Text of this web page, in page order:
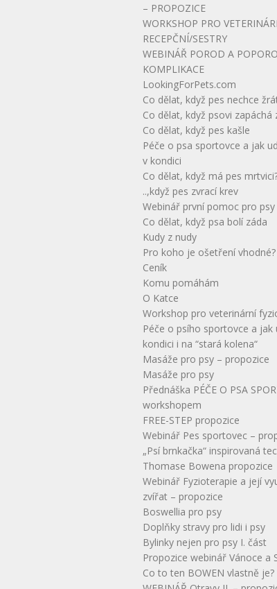
– PROPOZICE
WORKSHOP PRO
RECEPČNÍ/SESTRY
WEBINÁŘ POROD A
KOMPLIKACE
LookingForPets.com
Co dělat, když pes nechce
Co dělat, když psovi zapáchá
Co dělat, když pes kašle
Péče o psa sportovce a jak
v kondici
Co dělat, když má pes
..,když pes zvrací krev
Webinář první pomoc pro psy
Co dělat, když psa bolí záda
Kudy z nudy
Pro koho je ošetření vhodné?
Ceník
Komu pomáhám
O Katce
Workshop pro veterinární
Péče o psího sportovce a jak
kondici i na “stará kolena“
Masáže pro psy – propozice
Masáže pro psy
Přednáška PÉČE O PSA
workshopem
FREE-STEP propozice
Webinář Pes sportovec –
„Psí brnkačka“ inspirovaná
Thomase Bowena propozice
Webinář Fyzioterapie a její
zvířat – propozice
Boswellia pro psy
Doplňky stravy pro lidi i psy
Bylinky nejen pro psy I. část
Propozice webinář Vánoce a
Co to ten BOWEN vlastně je?